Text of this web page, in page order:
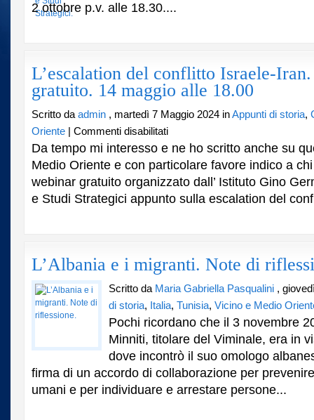
2 ottobre p.v. alle 18.30....
L’escalation del conflitto Israele-
gratuito. 14 maggio alle 18.00
Scritto da admin , martedì 7 Maggio 2024 inAppunti di storia,
Oriente
Commenti disabilitatisu
del
conflitto
Israele-
Un
alle
Da tempo mi interesso e ne ho scritto anche su
Medio Oriente e con particolare favore indico a
webinar gratuito organizzato dall’ Istituto Gino
e Studi Strategici appunto sulla escalation del
L’Albania e i migranti. Note di
Scritto da Maria Gabriella Pasqualini ,
di storia, Italia, Tunisia, Vicino e Medio
Pochi ricordano che il 3 novembre
Minniti, titolare del Viminale, era in
dove incontrò il suo omologo
firma di un accordo di collaborazione per
umani e per individuare e arrestare persone...